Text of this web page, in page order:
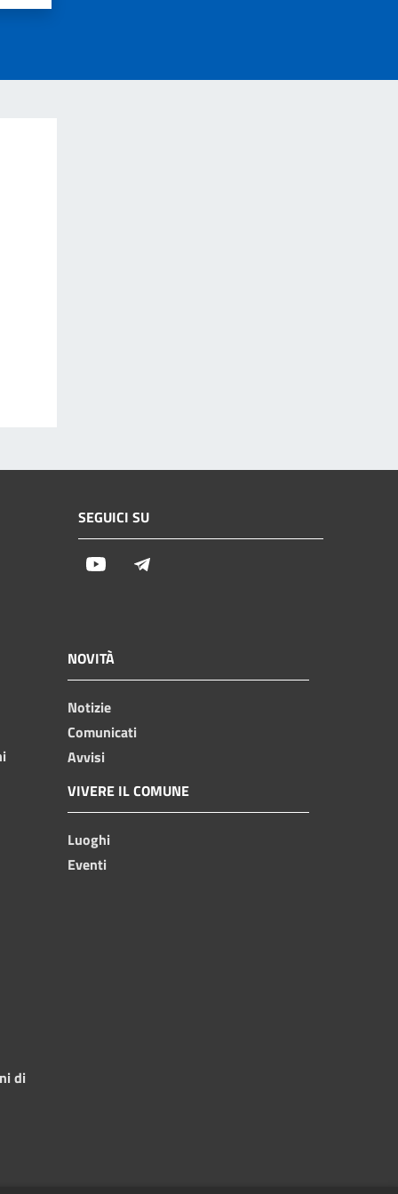
SEGUICI SU
Youtube
NOVITÀ
Notizie
Comunicati
Avvisi
VIVERE IL COMUNE
Luoghi
Eventi
di